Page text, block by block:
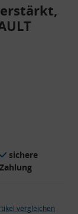
sichere
Zahlung
vergleichen